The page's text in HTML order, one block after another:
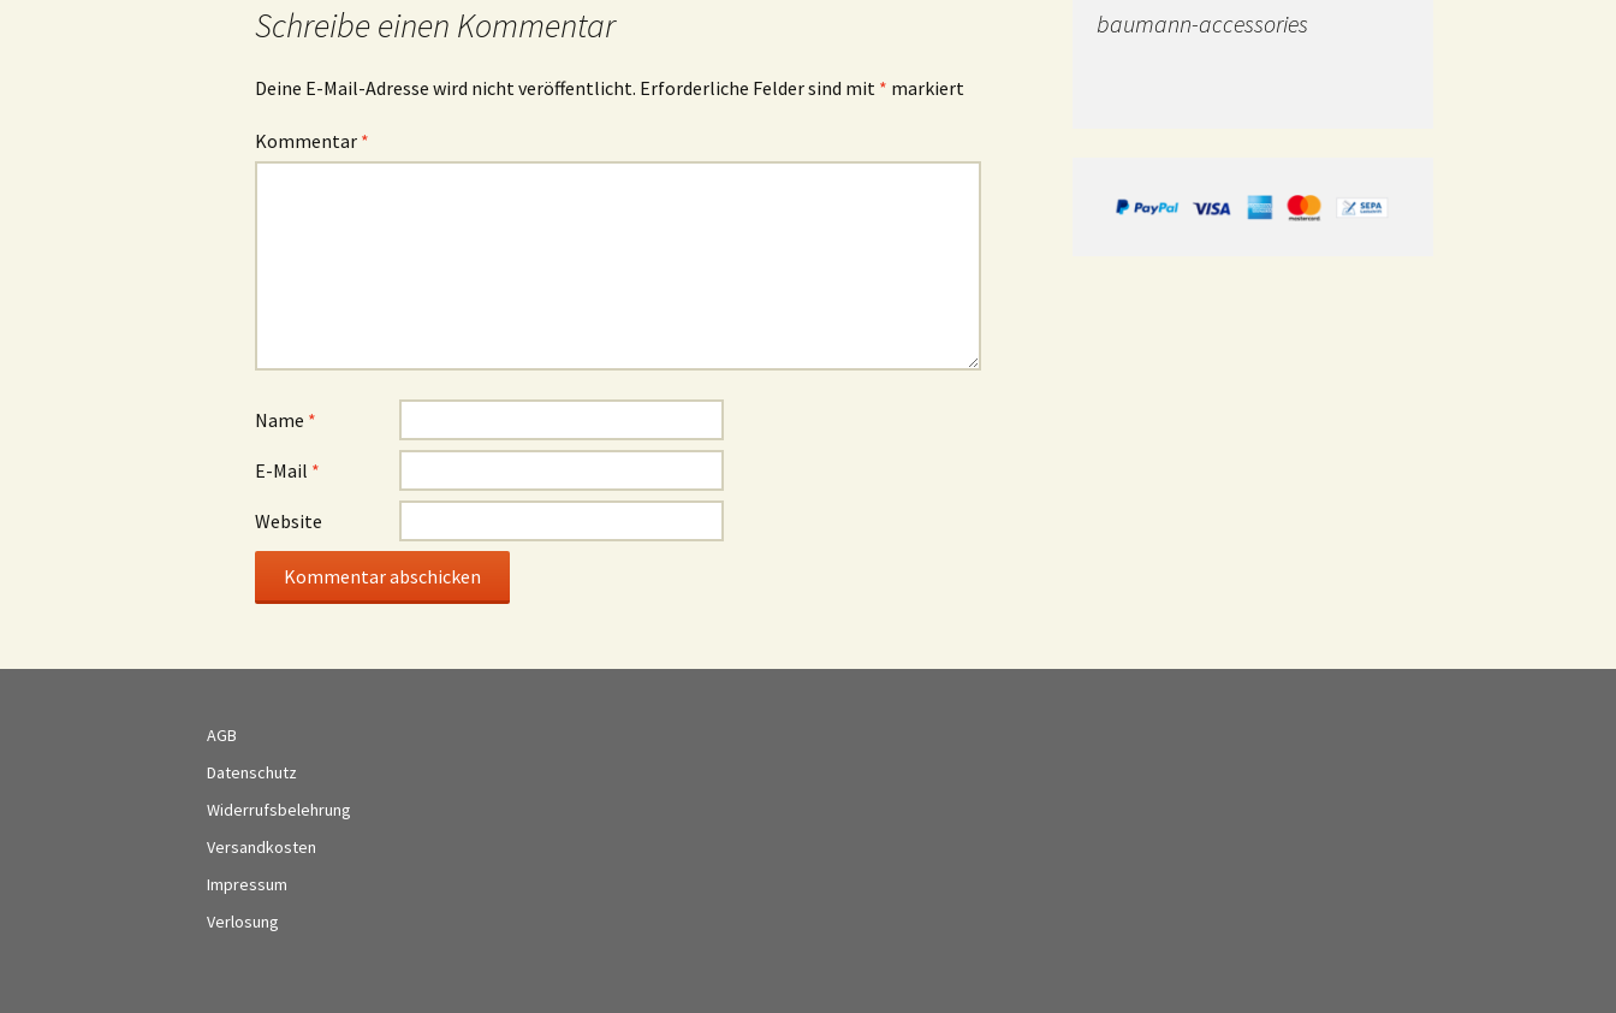
Schreibe einen Kommentar
Deine E-Mail-Adresse wird nicht veröffentlicht. Erforderliche Felder sind mit * markiert
Kommentar *
Name *
E-Mail *
Website
baumann-accessories
AGB
Datenschutz
Widerrufsbelehrung
Versandkosten
Impressum
Verlosung